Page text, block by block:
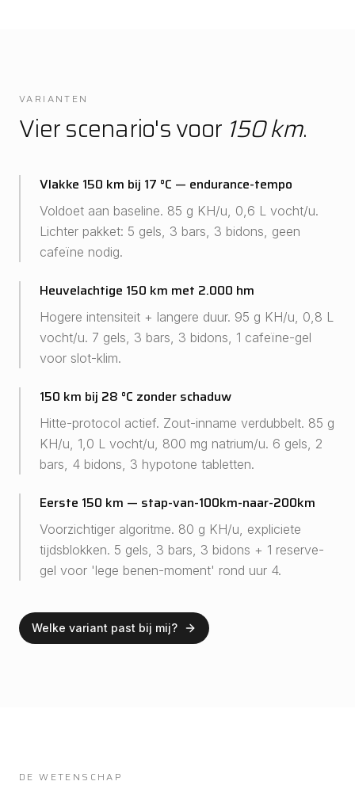
VARIANTEN
Vier scenario's voor 150 km.
Vlakke 150 km bij 17 °C — endurance-tempo
Voldoet aan baseline. 85 g KH/u, 0,6 L vocht/u.
Lichter pakket: 5 gels, 3 bars, 3 bidons, geen
cafeïne nodig.
Heuvelachtige 150 km met 2.000 hm
Hogere intensiteit + langere duur. 95 g KH/u, 0,8 L
vocht/u. 7 gels, 3 bars, 3 bidons, 1 cafeïne-gel
voor slot-klim.
150 km bij 28 °C zonder schaduw
Hitte-protocol actief. Zout-inname verdubbelt. 85 g
KH/u, 1,0 L vocht/u, 800 mg natrium/u. 6 gels, 2
bars, 4 bidons, 3 hypotone tabletten.
Eerste 150 km — stap-van-100km-naar-200km
Voorzichtiger algoritme. 80 g KH/u, expliciete
tijdsblokken. 5 gels, 3 bars, 3 bidons + 1 reserve-
gel voor 'lege benen-moment' rond uur 4.
Welke variant past bij mij?
DE WETENSCHAP